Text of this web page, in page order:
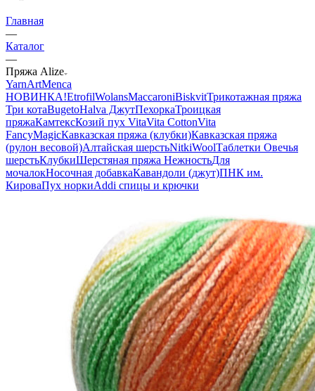
Главная
—
Каталог
—
Пряжа Alize
YarnArtMenca
НОВИНКА!EtrofilWolansMaccaroniBiskvitТрикотажная пряжа
Три котаBugetoHalva ДжутПехоркаТроицкая
пряжаКамтексКозий пух VitaVita CottonVita
FancyMagicКавказская пряжа (клубки)Кавказская пряжа
(рулон весовой)Алтайская шерстьNitkiWoolТаблетки Овечья
шерстьКлубкиШерстяная пряжа НежностьДля
мочалокНосочная добавкаКавандоли (джут)ПНК им.
КироваПух норкиAddi спицы и крючки